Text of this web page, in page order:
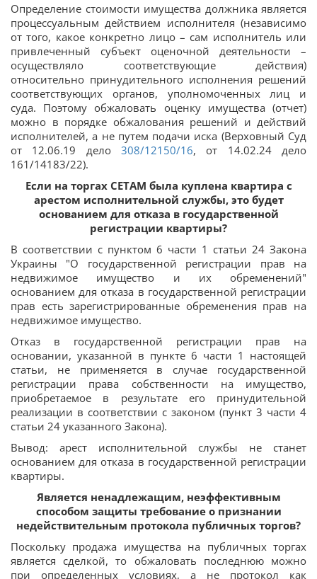
Определение стоимости имущества должника является
процессуальным действием исполнителя (независимо
от того, какое конкретно лицо – сам исполнитель или
привлеченный субъект оценочной деятельности –
осуществляло соответствующие действия)
относительно принудительного исполнения решений
соответствующих органов, уполномоченных лиц и
суда. Поэтому обжаловать оценку имущества (отчет)
можно в порядке обжалования решений и действий
исполнителей, а не путем подачи иска (Верховный Суд
от 12.06.19 дело 308/12150/16, от 14.02.24 дело
161/14183/22).
Если на торгах СЕТАМ была куплена квартира с
арестом исполнительной службы, это будет
основанием для отказа в государственной
регистрации квартиры?
В соответствии с пунктом 6 части 1 статьи 24 Закона
Украины "О государственной регистрации прав на
недвижимое имущество и их обременений"
основанием для отказа в государственной регистрации
прав есть зарегистрированные обременения прав на
недвижимое имущество.
Отказ в государственной регистрации прав на
основании, указанной в пункте 6 части 1 настоящей
статьи, не применяется в случае государственной
регистрации права собственности на имущество,
приобретаемое в результате его принудительной
реализации в соответствии с законом (пункт 3 части 4
статьи 24 указанного Закона).
Вывод: арест исполнительной службы не станет
основанием для отказа в государственной регистрации
квартиры.
Является ненадлежащим, неэффективным
способом защиты требование о признании
недействительным протокола публичных торгов?
Поскольку продажа имущества на публичных торгах
является сделкой, то обжаловать последнюю можно
при определенных условиях, а не протокол как